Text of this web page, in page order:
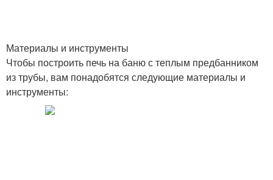
Материалы и инструменты
Чтобы построить печь на баню с теплым предбанником
из трубы, вам понадобятся следующие материалы и
инструменты: